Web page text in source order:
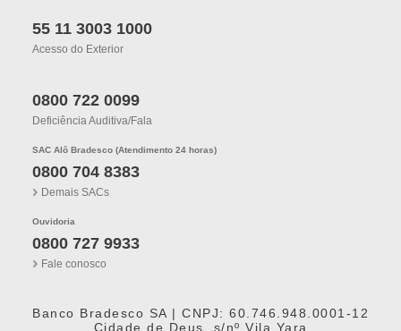
55 11 3003 1000
Acesso do Exterior
0800 722 0099
Deficiência Auditiva/fala
SAC Alô Bradesco (Atendimento 24 horas)
0800 704 8383
Demais SACs
Ouvidoria
0800 727 9933
Fale conosco
Banco Bradesco SA | CNPJ: 60.746.948.0001-12
Cidade de Deus, s/nº Vila Yara